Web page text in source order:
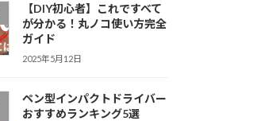
【DIY初心者】これですべて
が分かる！丸ノコ使い方完全
ガイド
2025年5月12日
ペン型インパクトドライバー
おすすめランキング5選